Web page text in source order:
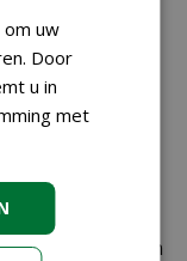
marbles
Schrijf een
uw
Door
u in
met